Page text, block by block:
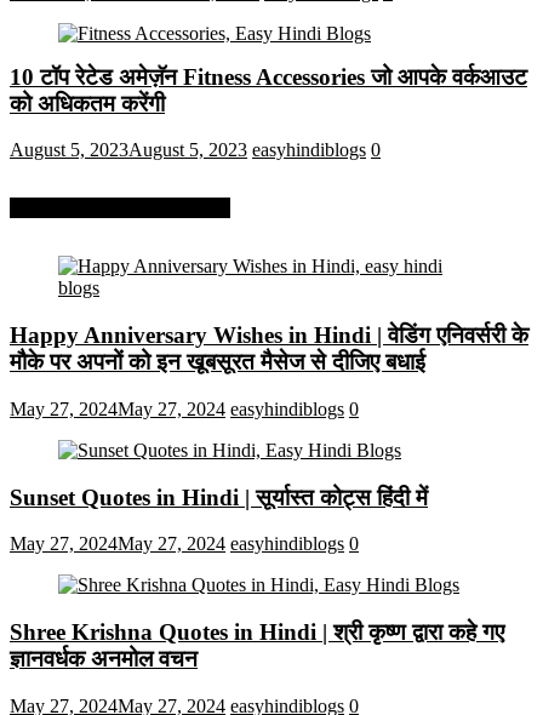
10 टॉप रेटेड अमेज़ॅन Fitness Accessories जो आपके वर्कआउट
को अधिकतम करेंगी
August 5, 2023August 5, 2023 easyhindiblogs 0
Happy Anniversary Wishes in Hindi | वेडिंग एनिवर्सरी के
मौके पर अपनों को इन खूबसूरत मैसेज से दीजिए बधाई
May 27, 2024May 27, 2024 easyhindiblogs 0
Sunset Quotes in Hindi | सूर्यास्त कोट्स हिंदी में
May 27, 2024May 27, 2024 easyhindiblogs 0
Shree Krishna Quotes in Hindi | श्री कृष्ण द्वारा कहे गए
ज्ञानवर्धक अनमोल वचन
May 27, 2024May 27, 2024 easyhindiblogs 0